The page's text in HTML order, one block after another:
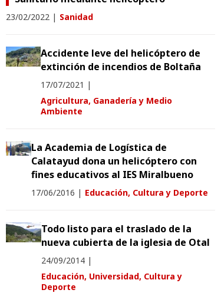
23/02/2022 | Sanidad
Accidente leve del helicóptero de
extinción de incendios de Boltaña
17/07/2021 |
Agricultura, Ganadería y Medio
Ambiente
La Academia de Logística de
Calatayud dona un helicóptero con
fines educativos al IES Miralbueno
17/06/2016 | Educación, Cultura y Deporte
Todo listo para el traslado de la
nueva cubierta de la iglesia de Otal
24/09/2014 |
Educación, Universidad, Cultura y
Deporte